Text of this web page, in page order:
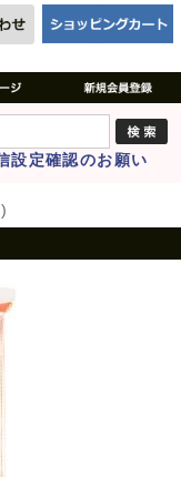
設定確認のお願い